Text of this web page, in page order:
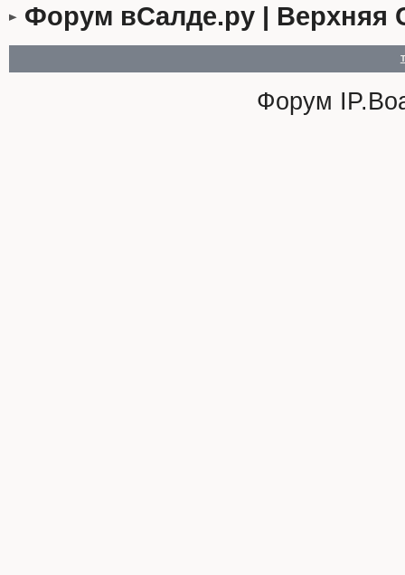
Форум вСалде.ру | Верхняя
Форум